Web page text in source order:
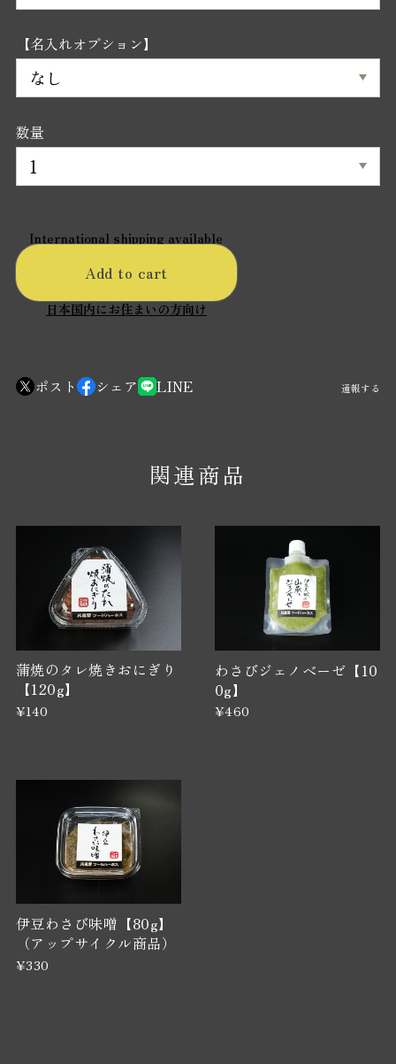
【名入れオプション】
数量
International shipping available
Add to cart
日本国内にお住まいの方向け
ポスト シェア LINE 通報する
関連商品
蒲焼のタレ焼きおにぎり
【120g】
¥140
わさびジェノベーゼ【10
0g】
¥460
伊豆わさび味噌【80g】
（アップサイクル商品）
¥330